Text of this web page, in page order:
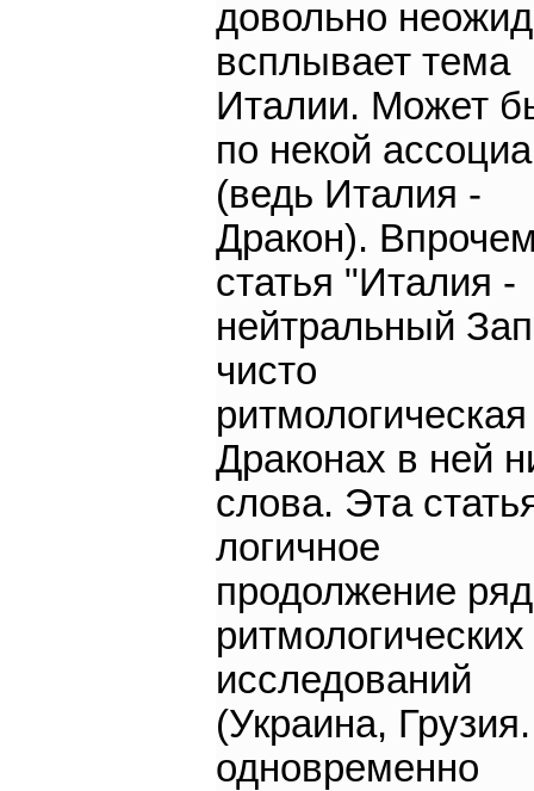
довольно
всплывает тема
Италии. Может
по некой
(ведь Италия -
Дракон).
статья "Италия -
нейтральный
чисто
Драконах в ней
слова. Эта
логичное
продолжение
ритмологических
исследований
(Украина,
одновременно